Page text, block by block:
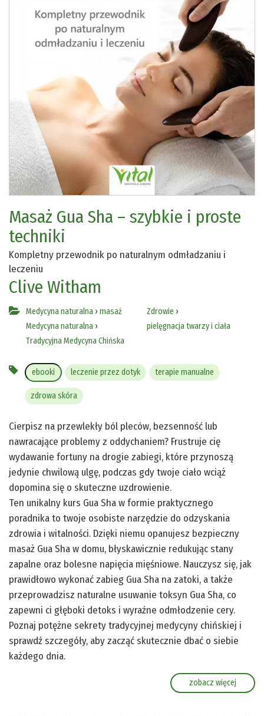
Masaż Gua Sha – szybkie i proste
techniki
Kompletny przewodnik po naturalnym odmładzaniu i
leczeniu
Clive Witham
Medycyna naturalna › masaż
Medycyna naturalna ›
Tradycyjna Medycyna Chińska
Zdrowie ›
pielęgnacja twarzy i ciała
ebooki leczenie przez dotyk terapie manualne
zdrowa skóra
Cierpisz na przewlekły ból pleców, bezsenność lub
nawracające problemy z oddychaniem? Frustruje cię
wydawanie fortuny na drogie zabiegi, które przynoszą
jedynie chwilową ulgę, podczas gdy twoje ciało wciąż
dopomina się o skuteczne uzdrowienie.
Ten unikalny kurs Gua Sha w formie praktycznego
poradnika to twoje osobiste narzędzie do odzyskania
zdrowia i witalności. Dzięki niemu opanujesz bezpieczny
masaż Gua Sha w domu, błyskawicznie redukując stany
zapalne oraz bolesne napięcia mięśniowe. Nauczysz się, jak
prawidłowo wykonać zabieg Gua Sha na zatoki, a także
przeprowadzisz naturalne usuwanie toksyn Gua Sha, co
zapewni ci głęboki detoks i wyraźne odmłodzenie cery.
Poznaj potężne sekrety tradycyjnej medycyny chińskiej i
sprawdź szczegóły, aby zacząć skutecznie dbać o siebie
każdego dnia.
zobacz więcej